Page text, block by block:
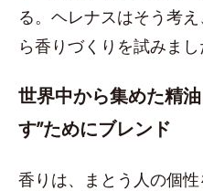
る。ヘレナスはそう考
ら香りづくりを試みまし
世界中から集めた精
す”ためにブレンド
香りは、まとう人の個